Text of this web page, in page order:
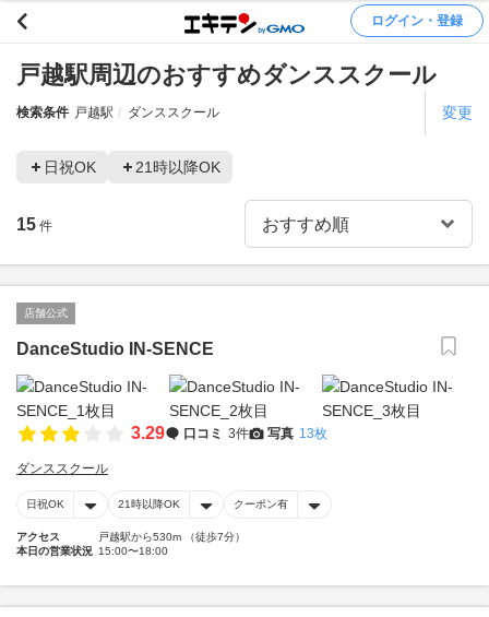
ログイン・登録
戸越駅周辺のおすすめダンススクール
検索条件 戸越駅 ダンススクール 変更
日祝OK 21時以降OK
15 件
店舗公式
DanceStudio IN-SENCE
3.29 口コミ 3件 写真 13枚
ダンススクール
日祝OK 21時以降OK クーポン有
アクセス
戸越駅から530m （徒歩7分）
本日の営業状況 15:00〜18:00